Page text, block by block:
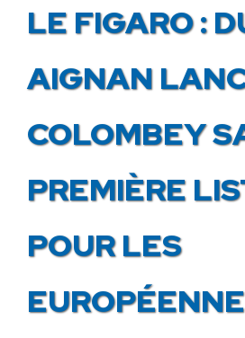
LE FIGARO :
AIGNAN
COLOMBEY
PREMIÈRE
POUR LES